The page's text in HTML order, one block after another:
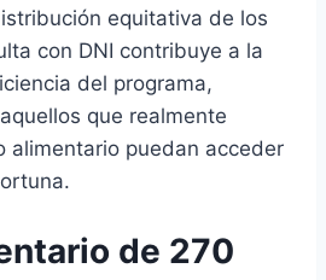
equitativa de los
con DNI contribuye a la
del programa,
que realmente
alimentario puedan acceder
de 270